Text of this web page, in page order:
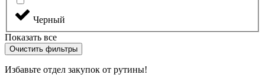
Черный
Показать все
Очистить фильтры
Избавьте отдел закупок от рутины!